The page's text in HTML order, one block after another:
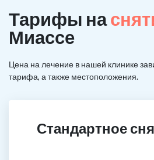
Тарифы на
Миассе
Цена на лечение в нашей клинике
тарифа, а также местоположения.
Стандартное